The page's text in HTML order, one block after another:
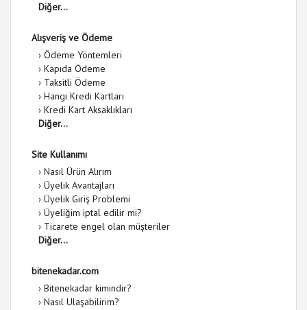
Diğer...
Alışveriş ve Ödeme
› Ödeme Yöntemleri
› Kapıda Ödeme
› Taksitli Ödeme
› Hangi Kredi Kartları
› Kredi Kart Aksaklıkları
Diğer...
Site Kullanımı
› Nasıl Ürün Alırım
› Üyelik Avantajları
› Üyelik Giriş Problemi
› Üyeliğim iptal edilir mi?
› Ticarete engel olan müşteriler
Diğer...
bitenekadar.com
› Bitenekadar kimindir?
› Nasıl Ulaşabilirim?